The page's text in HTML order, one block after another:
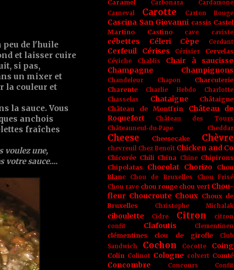
peu de l'huile
et laisser cuire
si pas,
un mixer et
la couleur et
la sauce. Vous
anchois
fraîches
voulez une,
votre sauce....
Caramel Carbonara
Cardamone
Carneval
Carotte Carton Rouge
Cascina San Giovanni cassis Castel
Martino
Castino cave caviste
cébettes Céleri Cèpe Cerdant
Cerfeuil Cérises Cérisier Cervelas
Céviche Chablis
Chair à saucisse
Champagne
Champignons
Chandeleur Chapon
Charcuterie
Charente
Charlie Hebdo
Charlotte
Chasselas
Chataîgne
Châtaigne
Château de Montfrin
Château de
Roquefort
Château des Tours
Châteauneuf-du-Pape
Cheddar
Cheese Cheesecake Chèvre
chevreuil Chez Benoît Chicken and Co
Chicorée Chili China Chine Chipirons
Chipolatas
Chocolat Chorizo
Chou
Blanc
Chou de Bruxelles
Chou Frisé
Chou rave chou rouge chou vert Chou-
fleur Choucroute Choux Choux de
Bruxelles
Christophe Michalak
ciboulette Cidre Citron
citron
confit
Clafoutis Clementinen
clémentines clou de girofle
Club
Sandwich
Cochon Cocotte Coing
Colin Colinot Cologne colvert Comté
Concombre Concours
Confit